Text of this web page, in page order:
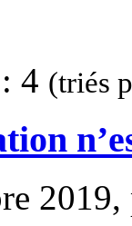
4 (triés